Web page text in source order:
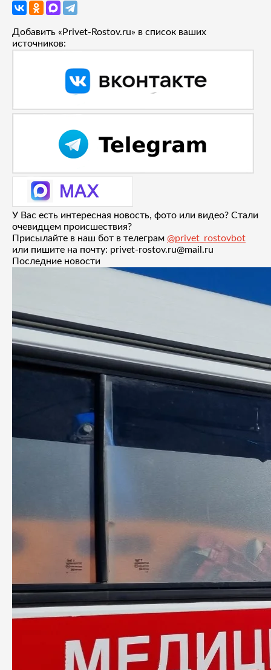
Добавить «Privet-Rostov.ru» в список ваших
источников:
У Вас есть интересная новость, фото или видео? Стали
очевидцем происшествия?
Присылайте в наш бот в телеграм @privet_rostovbot
или пишите на почту: privet-rostov.ru@mail.ru
Последние новости